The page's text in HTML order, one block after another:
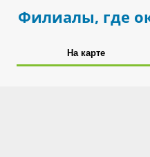
Филиалы, где
На карте